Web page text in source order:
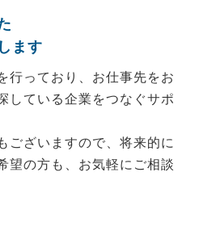
ます
行っており、お仕事先をお
している企業をつなぐサポ
ございますので、将来的に
望の方も、お気軽にご相談